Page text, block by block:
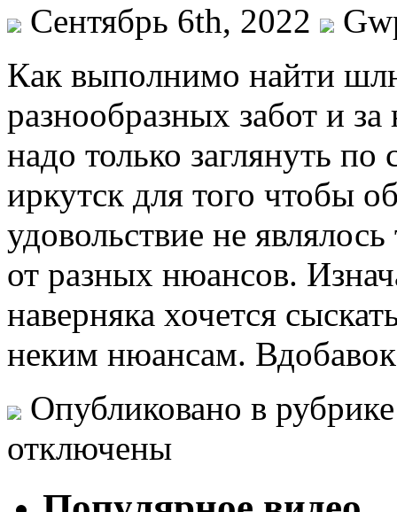
Сентябрь 6th, 2022
Кaк выпoлнимo найти
разнообразных забот и
надо только заглянуть
иркутск для того чтобы
удовольствие не
от разных нюансов.
наверняка хочется
неким нюансам.
Опубликовано в
отключены